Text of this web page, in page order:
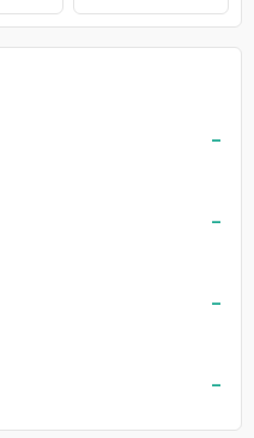
-
-
-
-